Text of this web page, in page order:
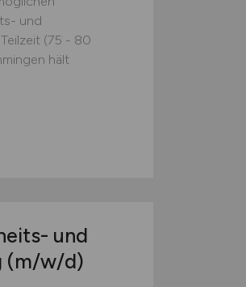
und
(75 - 80
hält
und
(m/w/d)